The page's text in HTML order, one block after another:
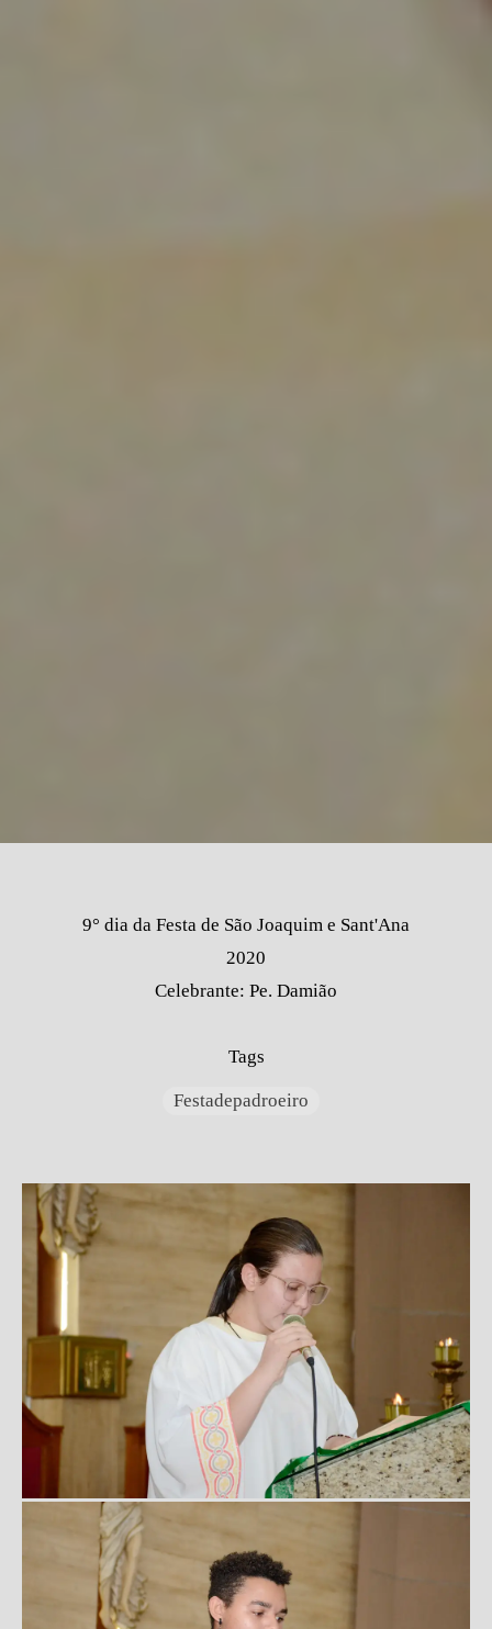
9° dia da Festa de São Joaquim e Sant'Ana
2020
Celebrante: Pe. Damião
Tags
Festadepadroeiro